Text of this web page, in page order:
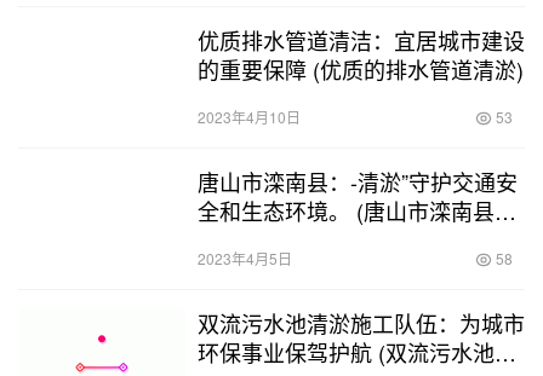
优质排水管道清洁：宜居城市建设
的重要保障 (优质的排水管道清淤)
2023年4月10日 53
唐山市滦南县：-清淤”守护交通安
全和生态环境。 (唐山市滦南县箱
2023年4月5日 58
双流污水池清淤施工队伍：为城市
环保事业保驾护航 (双流污水池清